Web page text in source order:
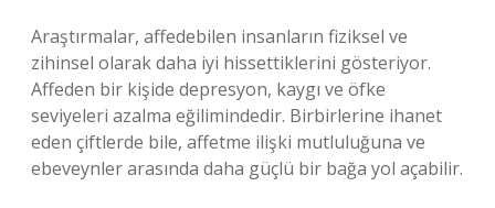
Araştırmalar, affedebilen insanların fiziksel ve
zihinsel olarak daha iyi hissettiklerini gösteriyor.
Affeden bir kişide depresyon, kaygı ve öfke
seviyeleri azalma eğilimindedir. Birbirlerine ihanet
eden çiftlerde bile, affetme ilişki mutluluğuna ve
ebeveynler arasında daha güçlü bir bağa yol açabilir.